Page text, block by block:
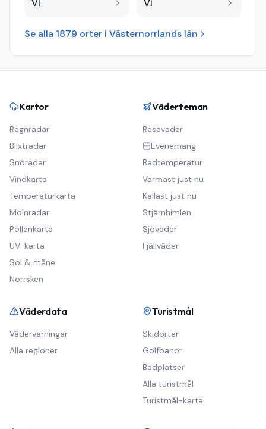
Vi Vi
Se alla 1879 orter i Västernorrlands län
Kartor
Regnradar
Blixtradar
Snöradar
Vindkarta
Temperaturkarta
Molnradar
Pollenkarta
UV-karta
Sol & måne
Norrsken
Väderteman
Reseväder
Evenemang
Badtemperatur
Varmast just nu
Kallast just nu
Stjärnhimlen
Sjöväder
Fjällväder
Väderdata
Vädervarningar
Alla regioner
Turistmål
Skidorter
Golfbanor
Badplatser
Alla turistmål
Turistmål-karta